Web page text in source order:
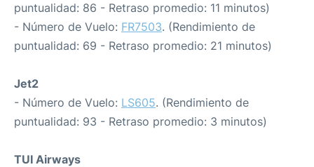
puntualidad: 86 - Retraso promedio: 11 minutos)
- Número de Vuelo: FR7503. (Rendimiento de
puntualidad: 69 - Retraso promedio: 21 minutos)
Jet2
- Número de Vuelo: LS605. (Rendimiento de
puntualidad: 93 - Retraso promedio: 3 minutos)
TUI Airways